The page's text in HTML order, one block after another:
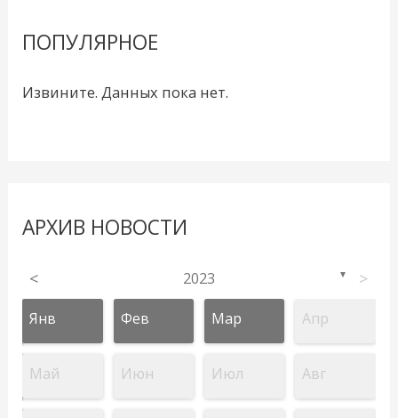
ПОПУЛЯРНОЕ
Извините. Данных пока нет.
АРХИВ НОВОСТИ
< 2023 ▼ >
Янв Фев Мар Апр
Май Июн Июл Авг